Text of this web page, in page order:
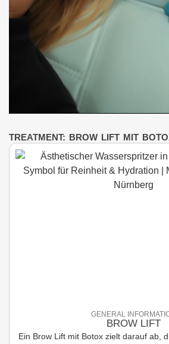
TREATMENT: BROW LIFT MIT
GENERAL
BROW LIFT
Ein Brow Lift mit Botox zielt darauf ab,